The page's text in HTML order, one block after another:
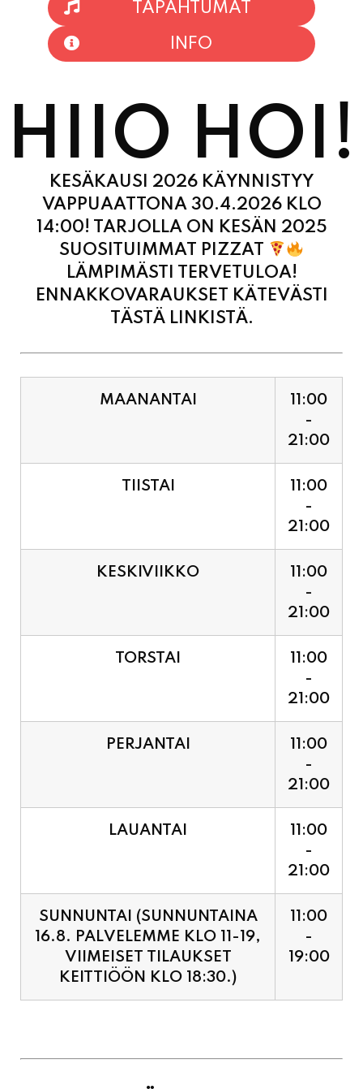
TAPAHTUMAT
INFO
HIIO HOI!
KESÄKAUSI 2026 KÄYNNISTYY
VAPPUAATTONA 30.4.2026 KLO
14:00! TARJOLLA ON KESÄN 2025
SUOSITUIMMAT PIZZAT
LÄMPIMÄSTI TERVETULOA!
ENNAKKOVARAUKSET KÄTEVÄSTI
TÄSTÄ LINKISTÄ.
MAANANTAI
11:00
-
21:00
TIISTAI
11:00
-
21:00
KESKIVIIKKO
11:00
-
21:00
TORSTAI
11:00
-
21:00
PERJANTAI
11:00
-
21:00
LAUANTAI
11:00
-
21:00
SUNNUNTAI (SUNNUNTAINA
16.8. PALVELEMME KLO 11-19,
VIIMEISET TILAUKSET
KEITTIÖÖN KLO 18:30.)
11:00
-
19:00